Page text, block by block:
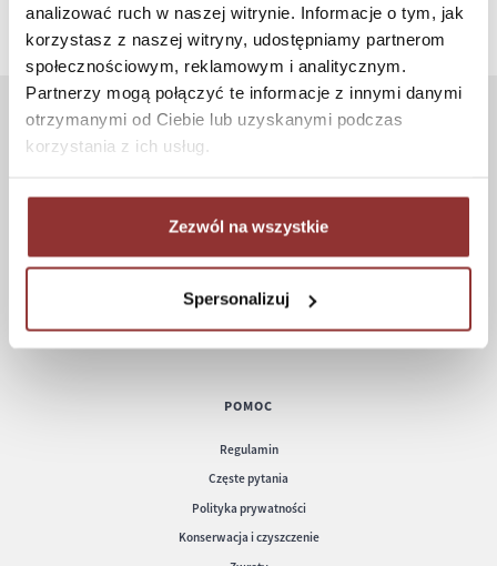
analizować ruch w naszej witrynie. Informacje o tym, jak
korzystasz z naszej witryny, udostępniamy partnerom
społecznościowym, reklamowym i analitycznym.
Partnerzy mogą połączyć te informacje z innymi danymi
otrzymanymi od Ciebie lub uzyskanymi podczas
korzystania z ich usług.
Zezwól na wszystkie
Spersonalizuj
Formy płatności
Koszt dostawy
Informacje techniczne
POMOC
Regulamin
Częste pytania
Polityka prywatności
Konserwacja i czyszczenie